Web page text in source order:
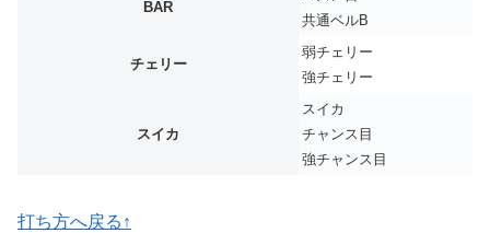
BAR
共通ベルB
チェリー
弱チェリー
強チェリー
スイカ
スイカ
チャンス目
強チャンス目
打ち方へ戻る↑